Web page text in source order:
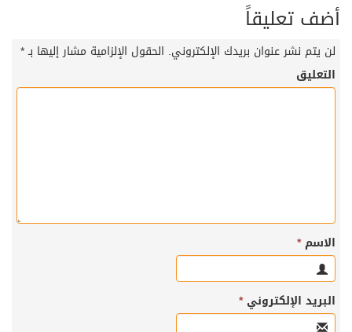
أضف تعليقاً
لن يتم نشر عنوان بريدك الإلكتروني. الحقول الإلزامية مشار إليها بـ*
التعليق
الاسم*
البريد الإلكتروني*